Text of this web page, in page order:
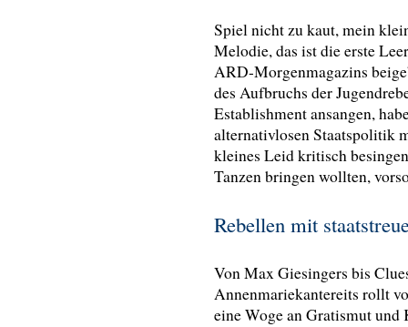
Spiel nicht zu kaut, mein
Melodie, das ist die erste
ARD-Morgenmagazins
des Aufbruchs der
Establishment ansangen,
alternativlosen Staatspolitik
kleines Leid kritisch
Tanzen bringen wollten,
Rebellen mit
VonMax Giesingers bis
Annenmariekantereits rollt
eine Woge an Gratismut